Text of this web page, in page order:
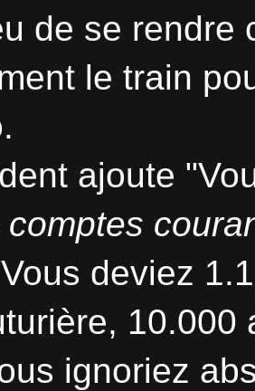
de se rendre
le train
ajoute
deviez
10.000
ignoriez